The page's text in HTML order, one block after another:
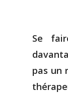
Se
pas un